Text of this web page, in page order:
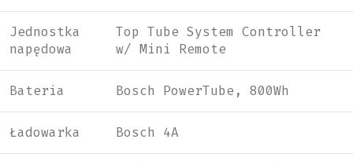
Jednostka
napędowa
Top Tube System Controller
w/ Mini Remote
Bateria Bosch PowerTube, 800Wh
Ładowarka Bosch 4A